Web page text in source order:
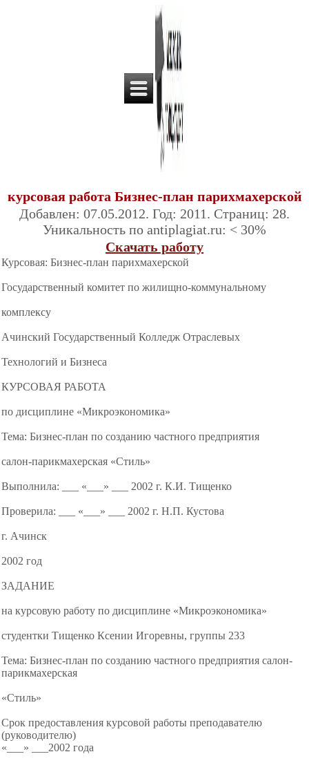
курсовая работа Бизнес-план парихмахерской
Добавлен: 07.05.2012. Год: 2011. Страниц: 28.
Уникальность по antiplagiat.ru: < 30%
Скачать работу
Курсовая: Бизнес-план парихмахерской
Государственный комитет по жилищно-коммунальному
комплексу
Ачинский Государственный Колледж Отраслевых
Технологий и Бизнеса
КУРСОВАЯ РАБОТА
по дисциплине «Микроэкономика»
Тема: Бизнес-план по созданию частного предприятия
салон-парикмахерская «Стиль»
Выполнила: ___ «___» ___ 2002 г. К.И. Тищенко
Проверила: ___ «___» ___ 2002 г. Н.П. Кустова
г. Ачинск
2002 год
ЗАДАНИЕ
на курсовую работу по дисциплине «Микроэкономика»
студентки Тищенко Ксении Игоревны, группы 233
Тема: Бизнес-план по созданию частного предприятия салон-
парикмахерская
«Стиль»
Срок предоставления курсовой работы преподавателю
(руководителю)
«___» ___2002 года